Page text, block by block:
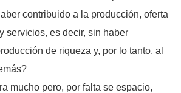
contribuido a la producción, oferta
servicios, es decir, sin haber
de riqueza y, por lo tanto, al
mucho pero, por falta se espacio,